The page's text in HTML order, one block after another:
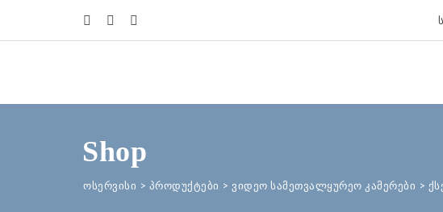
Shop
ოსერვისი > პროდუქტები > ვიდეო სამეთვალყურეო კამერები >